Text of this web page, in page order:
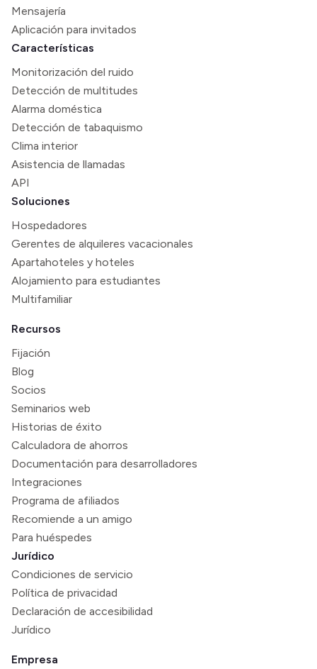
Mensajería
Aplicación para invitados
Características
Monitorización del ruido
Detección de multitudes
Alarma doméstica
Detección de tabaquismo
Clima interior
Asistencia de llamadas
API
Soluciones
Hospedadores
Gerentes de alquileres vacacionales
Apartahoteles y hoteles
Alojamiento para estudiantes
Multifamiliar
Recursos
Fijación
Blog
Socios
Seminarios web
Historias de éxito
Calculadora de ahorros
Documentación para desarrolladores
Integraciones
Programa de afiliados
Recomiende a un amigo
Para huéspedes
Jurídico
Condiciones de servicio
Política de privacidad
Declaración de accesibilidad
Jurídico
Empresa